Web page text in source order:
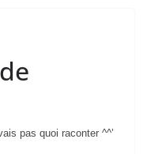
pas quoi raconter ^^’